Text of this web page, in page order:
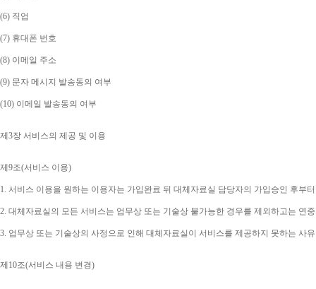
(6) 직업
(7) 휴대폰 번호
(8) 이메일 주소
(9) 문자 메시지 발송동의 여부
(10) 이메일 발송동의 여부
제 3장 서비스의 제공 및 이용
제 9조(서비스 이용)
1. 서비스 이용을 원하는 이용자는 가입완료 뒤 대체자료실 담당자의 가입승인 후부
2. 대체자료실의 모든 서비스는 업무상 또는 기술상 불가능한 경우를 제외하고는 연
3. 업무상 또는 기술상의 사정으로 인해 대체자료실이 서비스를 제공하지 못하는 사
제 10조(서비스 내용 변경)